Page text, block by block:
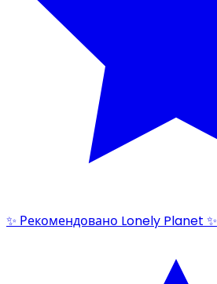
✨ Рекомендовано Lonely Planet ✨